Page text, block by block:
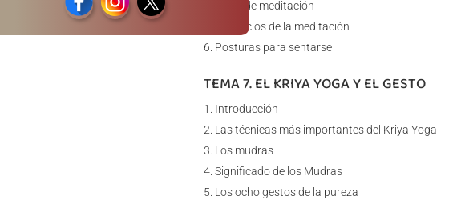
Tipos de meditación
Beneficios de la meditación
Posturas para sentarse
TEMA 7. EL KRIYA YOGA Y EL GESTO
Introducción
Las técnicas más importantes del Kriya Yoga
Los mudras
Significado de los Mudras
Los ocho gestos de la pureza